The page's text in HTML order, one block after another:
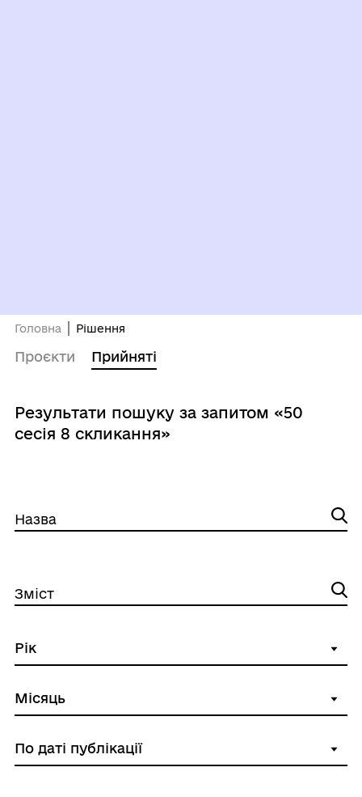
Головна Рішення
Проєкти Прийняті
Результати пошуку за запитом «50
сесія 8 скликання»
Назва
Зміст